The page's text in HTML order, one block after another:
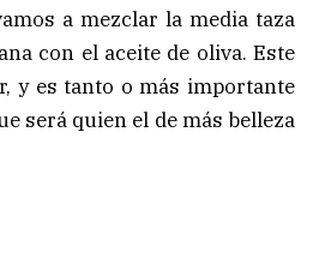
a mezclar la media taza
con el aceite de oliva. Este
y es tanto o más importante
será quien el de más belleza